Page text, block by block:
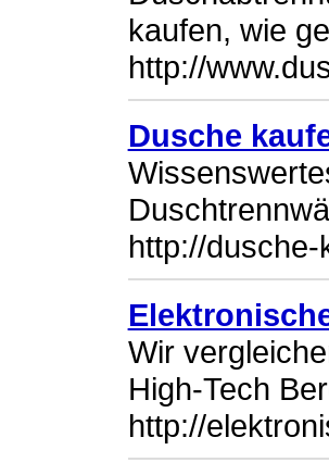
kaufen, wie
http://
Dusche
http://
Wir
High-Tech
http://